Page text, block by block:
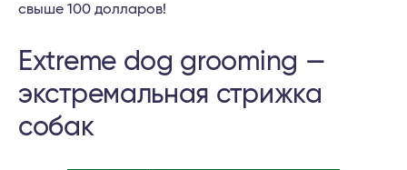
свыше 100 долларов!
Extreme dog grooming —
экстремальная стрижка
собак